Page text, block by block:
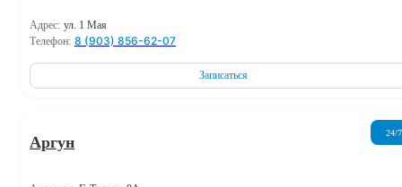
Адрес: ул. 1 Мая
Телефон: 8 (903) 856-62-07
Записаться
Аргун
24/7